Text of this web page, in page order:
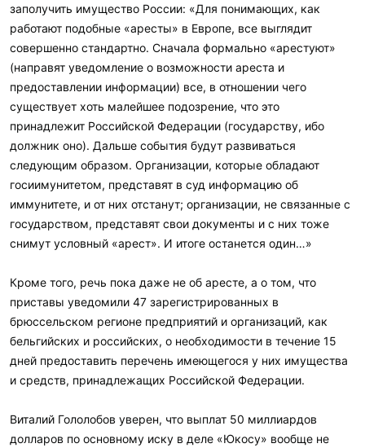
заполучить имущество России: «Для понимающих, как
работают подобные «аресты» в Европе, все выглядит
совершенно стандартно. Сначала формально «арестуют»
(направят уведомление о возможности ареста и
предоставлении информации) все, в отношении чего
существует хоть малейшее подозрение, что это
принадлежит Российской Федерации (государству, ибо
должник оно). Дальше события будут развиваться
следующим образом. Организации, которые обладают
госиимунитетом, представят в суд информацию об
иммунитете, и от них отстанут; организации, не связанные с
государством, представят свои документы и с них тоже
снимут условный «арест». И итоге останется один…»
Кроме того, речь пока даже не об аресте, а о том, что
приставы уведомили 47 зарегистрированных в
брюссельском регионе предприятий и организаций, как
бельгийских и российских, о необходимости в течение 15
дней предоставить перечень имеющегося у них имущества
и средств, принадлежащих Российской Федерации.
Виталий Гололобов уверен, что выплат 50 миллиардов
долларов по основному иску в деле «Юкосу» вообще не